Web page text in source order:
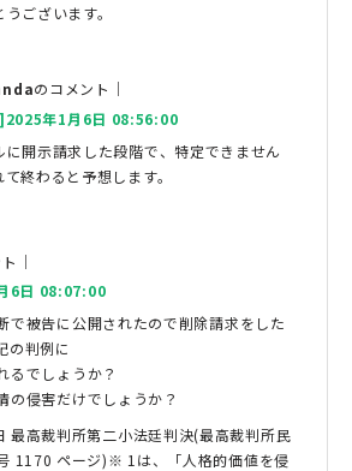
ございます。
のコメント｜
年1月6日 08:56:00
に開示請求した段階で、特定できません
て終わると予想します。
｜
6日 08:07:00
で被告に公開されたので削除請求をした
の判例に
るでしょうか？
の侵害だけでしょうか？
最高裁判所第二小法廷判決(最高裁判所民
1170 ページ)※ 1は、「人格的価値を侵